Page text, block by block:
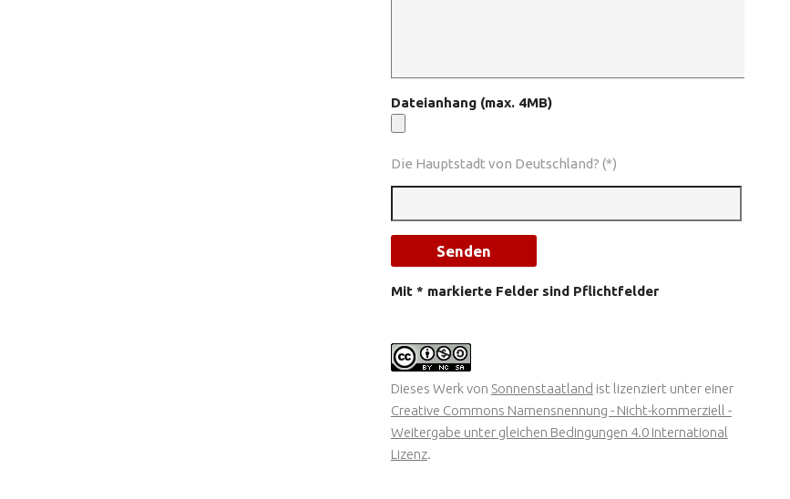
Dateianhang (max. 4MB)
Die Hauptstadt von Deutschland? (*)
Mit * markierte Felder sind Pflichtfelder
Dieses Werk von Sonnenstaatland ist lizenziert unter einer
Creative Commons Namensnennung - Nicht-kommerziell -
Weitergabe unter gleichen Bedingungen 4.0 International
Lizenz.